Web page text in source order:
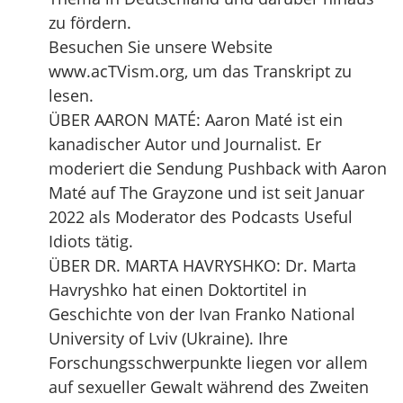
zu fördern.
Besuchen Sie unsere Website
www.acTVism.org, um das Transkript zu
lesen.
ÜBER AARON MATÉ: Aaron Maté ist ein
kanadischer Autor und Journalist. Er
moderiert die Sendung Pushback with Aaron
Maté auf The Grayzone und ist seit Januar
2022 als Moderator des Podcasts Useful
Idiots tätig.
ÜBER DR. MARTA HAVRYSHKO: Dr. Marta
Havryshko hat einen Doktortitel in
Geschichte von der Ivan Franko National
University of Lviv (Ukraine). Ihre
Forschungsschwerpunkte liegen vor allem
auf sexueller Gewalt während des Zweiten